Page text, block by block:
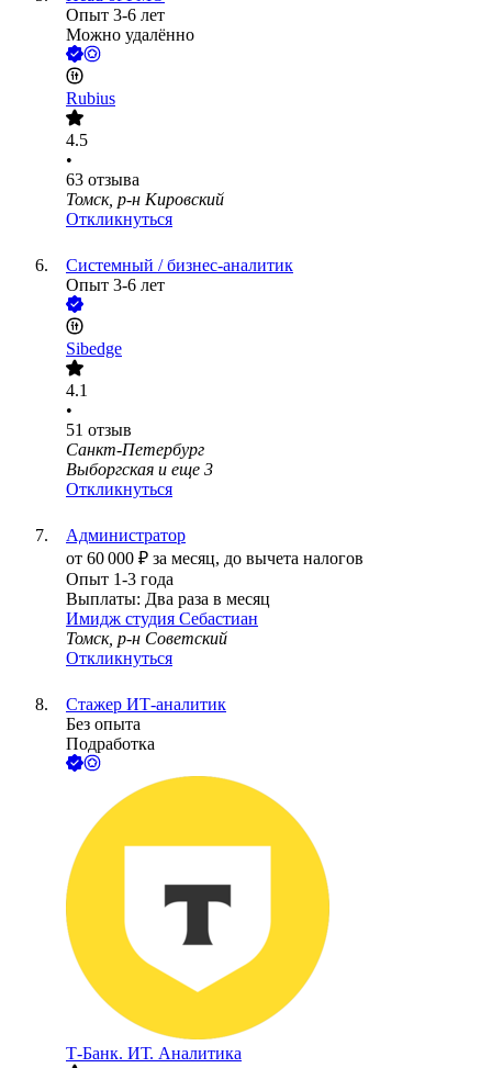
Опыт 3-6 лет
Можно удалённо
Rubius
4.5
•
63 отзыва
Томск, р-н Кировский
Откликнуться
Системный / бизнес-аналитик
Опыт 3-6 лет
Sibedge
4.1
•
51 отзыв
Санкт-Петербург
Выборгская и еще 3
Откликнуться
Администратор
от 60 000 ₽ за месяц, до вычета налогов
Опыт 1-3 года
Выплаты: Два раза в месяц
Имидж студия Себастиан
Томск, р-н Советский
Откликнуться
Стажер ИТ-аналитик
Без опыта
Подработка
Т-Банк. ИТ. Аналитика